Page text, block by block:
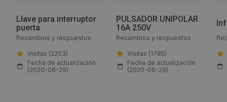
Email:
info@lfrepuestos.es
Web:
Llave para interruptor
puerta
Recambios y respuestos
Visitas (2203)
Fecha de actualización
(2020-06-29)
PULSADOR UNIPOLAR
16A 250V
Recambios y respuestos
Visitas (1785)
Fecha de actualización
(2020-06-29)